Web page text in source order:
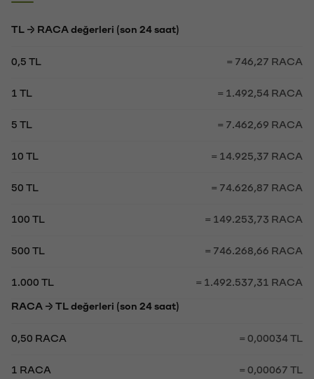
TL → RACA değerleri (son 24 saat)
0,5 TL = 746,27 RACA
1 TL = 1.492,54 RACA
5 TL = 7.462,69 RACA
10 TL = 14.925,37 RACA
50 TL = 74.626,87 RACA
100 TL = 149.253,73 RACA
500 TL = 746.268,66 RACA
1.000 TL = 1.492.537,31 RACA
RACA → TL değerleri (son 24 saat)
0,50 RACA = 0,00034 TL
1 RACA = 0,00067 TL